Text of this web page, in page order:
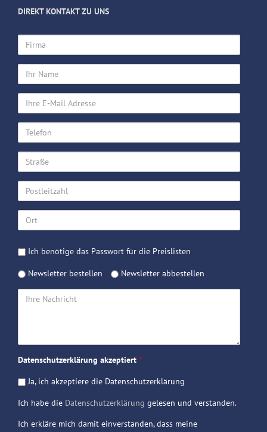
DIREKT KONTAKT ZU UNS
Firma
Ihr
Name
Ihre
E-
Mail
Adresse
Telefon
Straße
Postleitzahl
Ort
Passwort
Ich benötige das Passwort für die Preislisten
Newsletter
Newsletter bestellen
Newsletter abbestellen
Ihre
Datenschutzerklärung akzeptiert *
Ja, ich akzeptiere die Datenschutzerklärung
Ich habe die Datenschutzerklärung gelesen und verstanden.
Ich erkläre mich damit einverstanden, dass meine